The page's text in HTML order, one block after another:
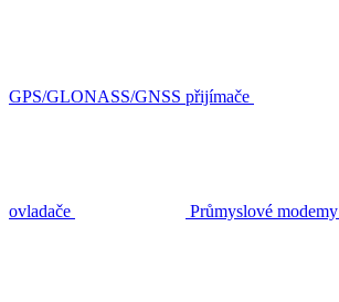
GPS/GLONASS/GNSS přijímače
ovladače Průmyslové modemy